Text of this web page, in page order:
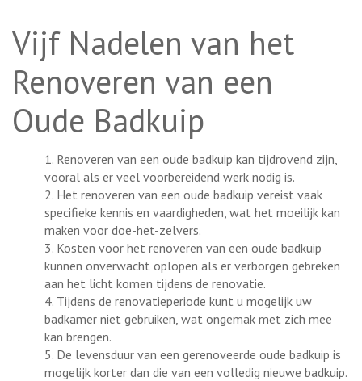
Vijf Nadelen van het
Renoveren van een
Oude Badkuip
1. Renoveren van een oude badkuip kan tijdrovend zijn,
vooral als er veel voorbereidend werk nodig is.
2. Het renoveren van een oude badkuip vereist vaak
specifieke kennis en vaardigheden, wat het moeilijk kan
maken voor doe-het-zelvers.
3. Kosten voor het renoveren van een oude badkuip
kunnen onverwacht oplopen als er verborgen gebreken
aan het licht komen tijdens de renovatie.
4. Tijdens de renovatieperiode kunt u mogelijk uw
badkamer niet gebruiken, wat ongemak met zich mee
kan brengen.
5. De levensduur van een gerenoveerde oude badkuip is
mogelijk korter dan die van een volledig nieuwe badkuip.